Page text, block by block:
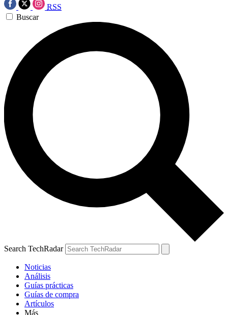
RSS
Buscar
Search TechRadar
Noticias
Análisis
Guías prácticas
Guías de compra
Artículos
Más